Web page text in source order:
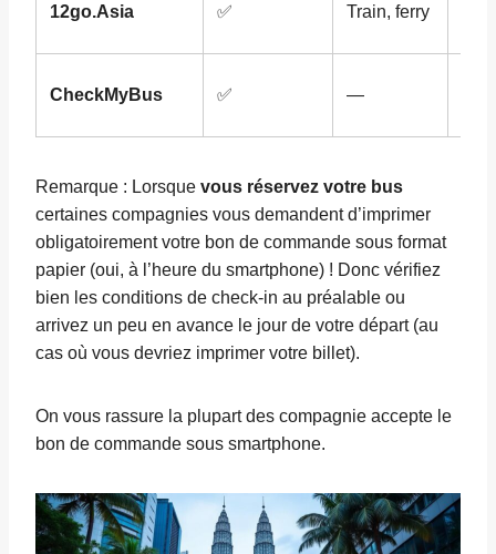
12go.Asia ✅ Train, ferry
CheckMyBus ✅ —
Remarque : Lorsque vous réservez votre bus
certaines compagnies vous demandent d’imprimer
obligatoirement votre bon de commande sous format
papier (oui, à l’heure du smartphone) ! Donc vérifiez
bien les conditions de check-in au préalable ou
arrivez un peu en avance le jour de votre départ (au
cas où vous devriez imprimer votre billet).
On vous rassure la plupart des compagnie accepte le
bon de commande sous smartphone.